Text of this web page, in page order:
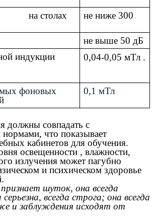
не ниже 300
не выше 50 дБ
индукции
0,04-0,05 мТл .
фоновых
0,1 мТл
совпадать с
что показывает
кабинетов для обучения.
освещенности , влажности,
излучения может пагубно
и психическом здоровье
шуток, она всегда
серьезна, всегда строга; она всегда
и заблуждения исходят от